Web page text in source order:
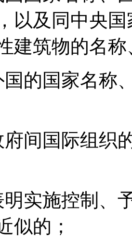
以及同中央
建筑物的名
国的国家名
府间国际组
明实施控制
似的；